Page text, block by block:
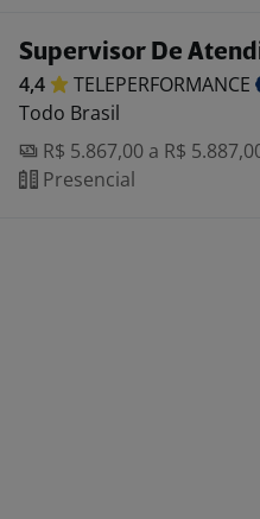
Supervisor De
4,4
TELEPERFORMANCE
Todo Brasil
R$ 5.867,00 a R$
Presencial